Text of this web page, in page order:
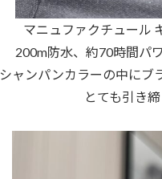
マニュファクチュール
200m防水、約70時間パ
シャンパンカラーの中にブ
とても引き